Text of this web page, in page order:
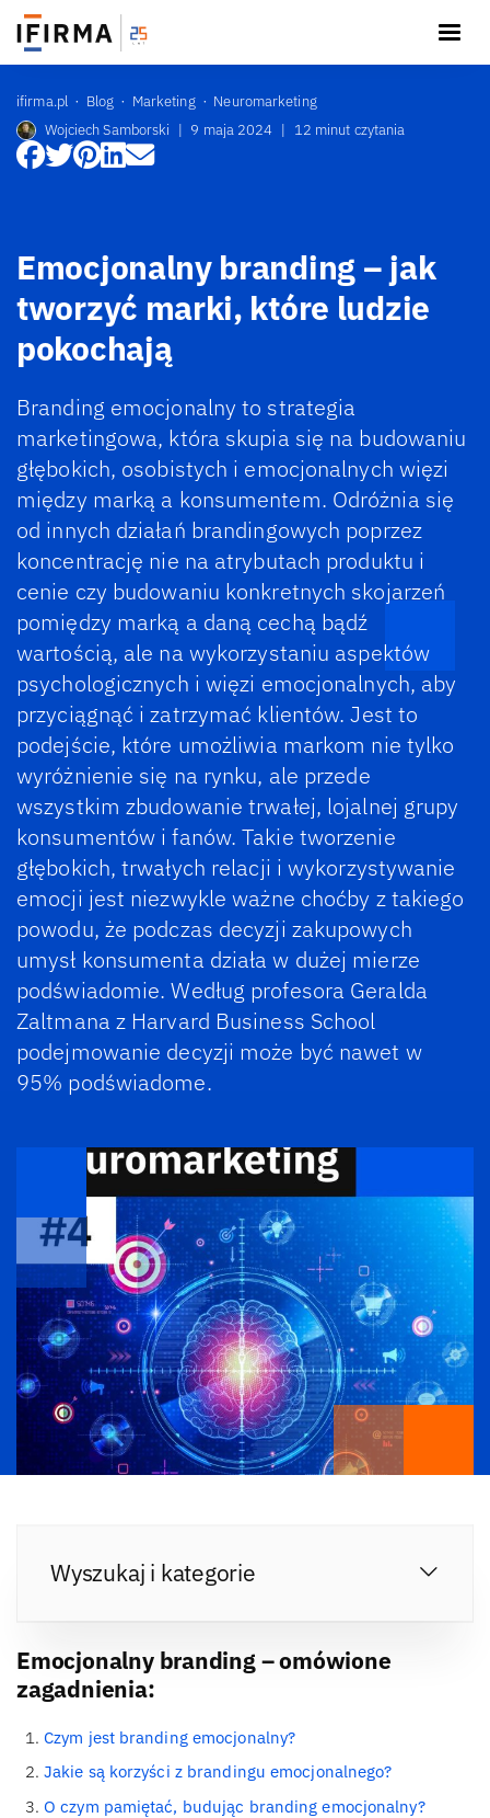
ifirma.pl Blog Marketing
Neuromarketing
Wojciech Samborski | 9 maja 2024 | 12 minut czytania
Emocjonalny branding – jak
tworzyć marki, które ludzie
pokochają
Branding emocjonalny to strategia
marketingowa, która skupia się na budowaniu
głębokich, osobistych i emocjonalnych więzi
między marką a konsumentem. Odróżnia się
od innych działań brandingowych poprzez
koncentrację nie na atrybutach produktu i
cenie czy budowaniu konkretnych skojarzeń
pomiędzy marką a daną cechą bądź
wartością, ale na wykorzystaniu aspektów
psychologicznych i więzi emocjonalnych, aby
przyciągnąć i zatrzymać klientów. Jest to
podejście, które umożliwia markom nie tylko
wyróżnienie się na rynku, ale przede
wszystkim zbudowanie trwałej, lojalnej grupy
konsumentów i fanów. Takie tworzenie
głębokich, trwałych relacji i wykorzystywanie
emocji jest niezwykle ważne choćby z takiego
powodu, że podczas decyzji zakupowych
umysł konsumenta działa w dużej mierze
podświadomie. Według profesora Geralda
Zaltmana z Harvard Business School
podejmowanie decyzji może być nawet w
95% podświadome.
Wyszukaj i kategorie
Emocjonalny branding – omówione
zagadnienia:
Czym jest branding emocjonalny?
Jakie są korzyści z brandingu emocjonalnego?
O czym pamiętać, budując branding emocjonalny?